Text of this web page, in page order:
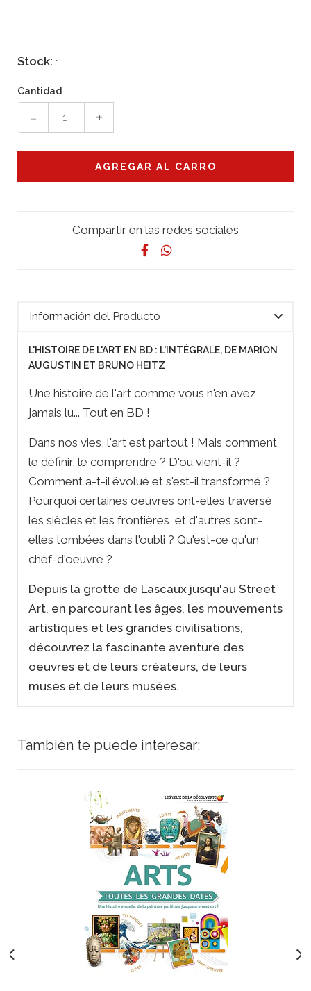
Stock: 1
Cantidad
- +
Compartir en las redes sociales
Información del Producto
L'HISTOIRE DE L'ART EN BD : L'INTÉGRALE, DE MARION
AUGUSTIN ET BRUNO HEITZ
Une histoire de l'art comme vous n'en avez
jamais lu... Tout en BD !
Dans nos vies, l'art est partout ! Mais comment
le définir, le comprendre ? D'où vient-il ?
Comment a-t-il évolué et s'est-il transformé ?
Pourquoi certaines oeuvres ont-elles traversé
les siècles et les frontières, et d'autres sont-
elles tombées dans l'oubli ? Qu'est-ce qu'un
chef-d'oeuvre ?
Depuis la grotte de Lascaux jusqu'au Street
Art, en parcourant les âges, les mouvements
artistiques et les grandes civilisations,
découvrez la fascinante aventure des
oeuvres et de leurs créateurs, de leurs
muses et de leurs musées.
También te puede interesar: